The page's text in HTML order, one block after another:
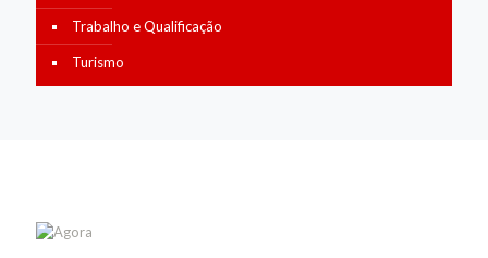
Trabalho e Qualificação
Turismo